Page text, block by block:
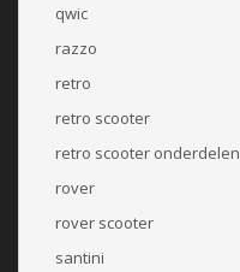
qwic
razzo
retro
retro scooter
retro scooter onderdelen
rover
rover scooter
santini